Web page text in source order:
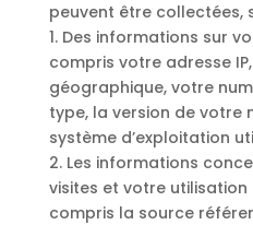
peuvent être collectées,
1. Des informations sur
compris votre adresse
géographique, votre
type, la version de votre
système d’exploitation
2. Les informations
visites et votre utilisation
compris la source